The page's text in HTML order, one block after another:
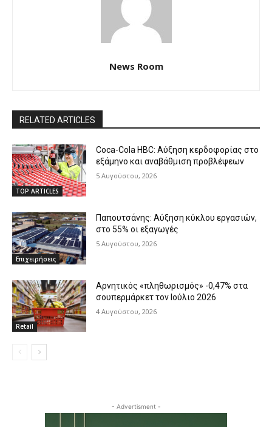
News Room
RELATED ARTICLES
TOP ARTICLES
Coca-Cola HBC: Αύξηση κερδοφορίας στο
εξάμηνο και αναβάθμιση προβλέψεων
5 Αυγούστου, 2026
Επιχειρήσεις
Παπουτσάνης: Αύξηση κύκλου εργασιών,
στο 55% οι εξαγωγές
5 Αυγούστου, 2026
Retail
Αρνητικός «πληθωρισμός» -0,47% στα
σουπερμάρκετ τον Ιούλιο 2026
4 Αυγούστου, 2026
- Advertisment -